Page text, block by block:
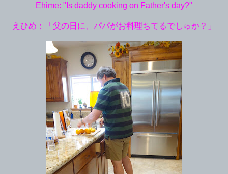
Ehime: "Is daddy cooking on Father's day?"
えひめ：「父の日に、パパがお料理ちてるでしゅか？」